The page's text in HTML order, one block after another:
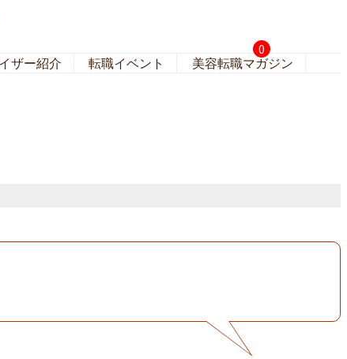
0
ザー紹介 転職イベント 美容転職マガジン